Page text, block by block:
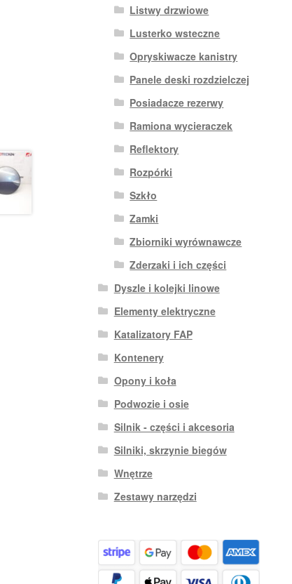
Listwy drzwiowe
Lusterko wsteczne
Opryskiwacze kanistry
Panele deski rozdzielczej
Posiadacze rezerwy
Ramiona wycieraczek
Reflektory
Rozpórki
Szkło
Zamki
Zbiorniki wyrównawcze
Zderzaki i ich części
Dyszle i kolejki linowe
Elementy elektryczne
Katalizatory FAP
Kontenery
Opony i koła
Podwozie i osie
Silnik - części i akcesoria
Silniki, skrzynie biegów
Wnętrze
Zestawy narzędzi